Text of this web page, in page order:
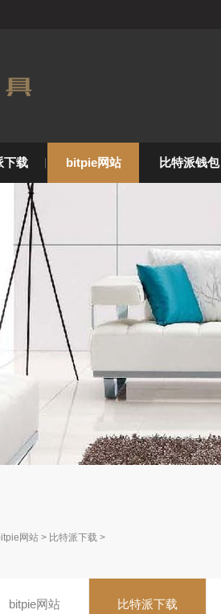
下载 bitpie网站 比特派钱包
网站 > 比特派下载 >
bitpie网站 比特派下载